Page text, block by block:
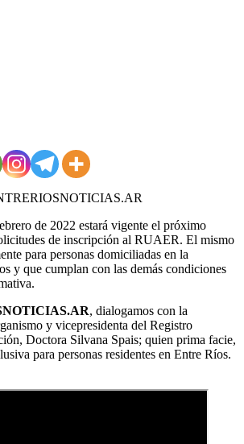
de 2022 estará vigente el próximo
de inscripción al RUAER. El mismo
para personas domiciliadas en la
y que cumplan con las demás condiciones
, dialogamos con la
y vicepresidenta del Registro
Doctora Silvana Spais; quien prima facie,
para personas residentes en Entre Ríos.